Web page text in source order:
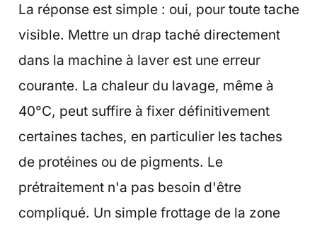
La réponse est simple : oui, pour toute tache
visible. Mettre un drap taché directement
dans la machine à laver est une erreur
courante. La chaleur du lavage, même à
40°C, peut suffire à fixer définitivement
certaines taches, en particulier les taches
de protéines ou de pigments. Le
prétraitement n'a pas besoin d'être
compliqué. Un simple frottage de la zone